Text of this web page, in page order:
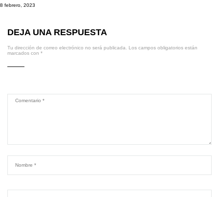
8 febrero, 2023
DEJA UNA RESPUESTA
Tu dirección de correo electrónico no será publicada.
Los campos obligatorios están
marcados con *